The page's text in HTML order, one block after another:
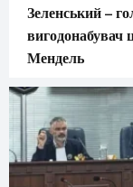
Зеленський –
вигодонабувач
Мендель